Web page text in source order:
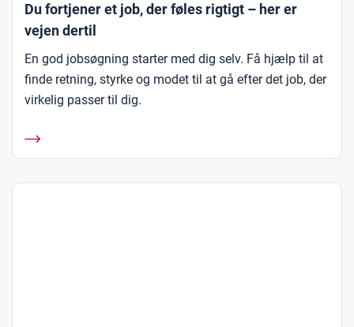
Du fortjener et job, der føles rigtigt – her er
vejen dertil
En god jobsøgning starter med dig selv. Få hjælp til at
finde retning, styrke og modet til at gå efter det job, der
virkelig passer til dig.